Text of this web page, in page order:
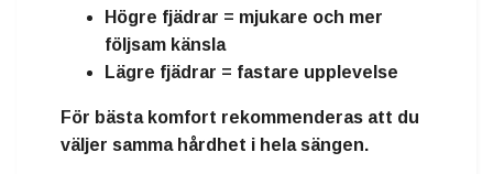
Högre fjädrar = mjukare och mer
följsam känsla
Lägre fjädrar = fastare upplevelse
För bästa komfort rekommenderas att du
väljer samma hårdhet i hela sängen.